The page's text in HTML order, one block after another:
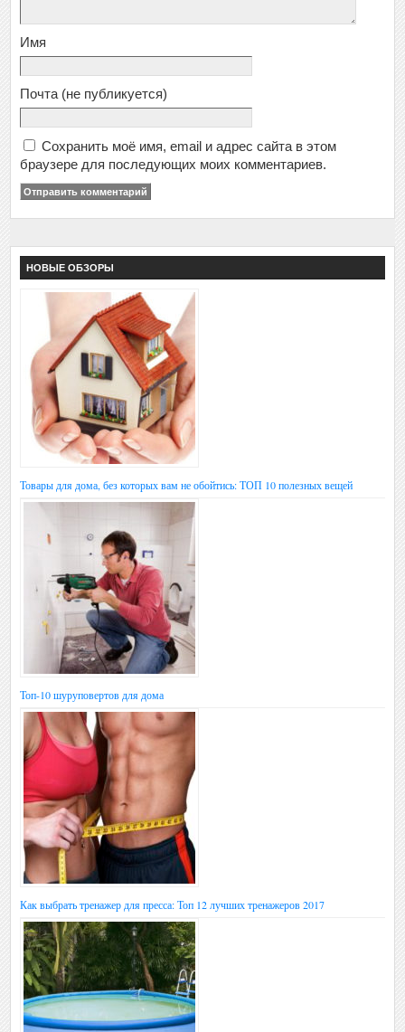
Имя
Почта (не публикуется)
Сохранить моё имя, email и адрес сайта в этом
браузере для последующих моих комментариев.
НОВЫЕ ОБЗОРЫ
Товары для дома, без которых вам не обойтись: ТОП 10 полезных вещей
Топ-10 шуруповертов для дома
Как выбрать тренажер для пресса: Топ 12 лучших тренажеров 2017